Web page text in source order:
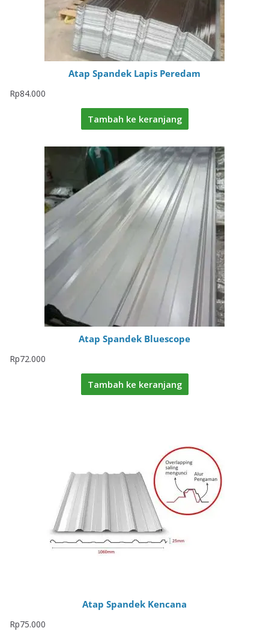
Atap Spandek Lapis Peredam
Rp84.000
Tambah ke keranjang
Atap Spandek Bluescope
Rp72.000
Tambah ke keranjang
Atap Spandek Kencana
Rp75.000